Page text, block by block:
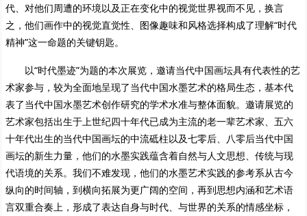
代、对他们周遭的环境以及正在变化中的视觉世界视而不见，换言
之，他们画作中的视觉直觉性、图像趣味和风格选择构成了理解“时代
精神”这一命题的关键钥匙。
以“时代墨迹”为题的本次展览，邀请当代中国画坛具有代表性的艺
术家参与，较为全面地呈现了当代中国水墨艺术的格局生态，基本代
表了当代中国水墨艺术创作研究的学术水准与整体面貌。邀请展览的
艺术家包括出生于上世纪四十年代已成为主流的老一辈艺术家、五六
十年代出生的当代中国画坛的中流砥柱以及七零后、八零后当代中国
画坛的新生力量，他们的水墨实践蕴含着自然与人文思想、传统与现
代语境的关系。我们不难发现，他们的水墨艺术实践的参考系从古今
纵向的时间轴，到横向拓展为更广阔的空间，再到思想内涵和艺术语
言双重合奏上，形成了表达自身与时代、与世界的关系的情感坐标，